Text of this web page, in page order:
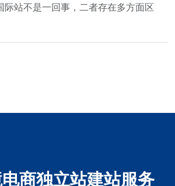
际站不是一回事，二者存在多方面区
商独立站建站服务